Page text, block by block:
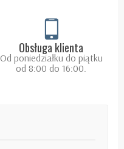
Obsługa klienta
Od poniedziałku do piątku
od 8:00 do 16:00.